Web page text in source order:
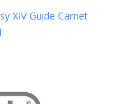
XIV Guide Carnet